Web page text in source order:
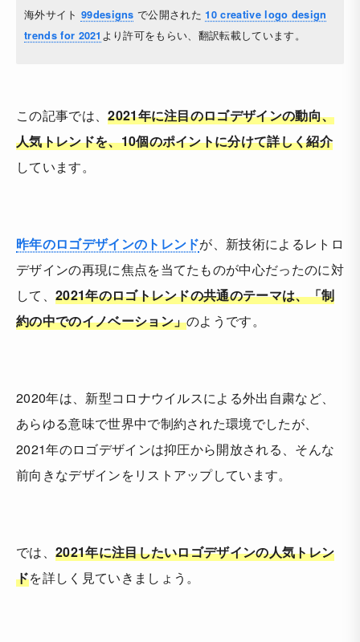
海外サイト 99designs で公開された10 creative logo design
trends for 2021 より許可をもらい、翻訳転載しています。
この記事では、2021年に注目のロゴデザインの動向、
人気トレンドを、10個のポイントに分けて詳しく紹介
しています。
昨年のロゴデザインのトレンドが、新技術によるレトロ
デザインの再現に焦点を当てたものが中心だったのに対
して、 2021年のロゴトレンドの共通のテーマは、「制
約の中でのイノベーション」のようです。
2020年は、新型コロナウイルスによる外出自粛など、
あらゆる意味で世界中で制約された環境でしたが、
2021年のロゴデザインは抑圧から開放される、そんな
前向きなデザインをリストアップしています。
では、 2021年に注目したいロゴデザインの人気トレン
ドを詳しく見ていきましょう。